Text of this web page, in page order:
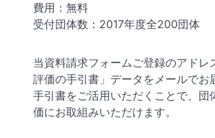
費用：無料
受付団体数：2017年度全200団体
当資料請求フォームご登録のアドレ
評価の手引書」データをメールでお
手引書をご活用いただくことで、団
価にお取組みいただけます。